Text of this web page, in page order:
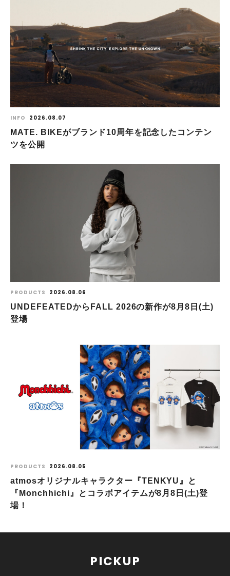
INFO 2026.08.07
MATE. BIKEがブランド10周年を記念したコンテン
ツを公開
PRODUCTS 2026.08.06
UNDEFEATEDからFALL 2026の新作が8⽉8⽇(⼟)
登場
PRODUCTS 2026.08.05
atmosオリジナルキャラクター『TENKYU』と
『Monchhichi』とコラボアイテムが8月8日(土)登
場！
PICKUP